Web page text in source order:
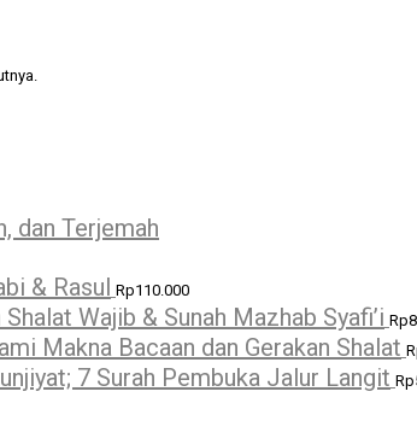
dan Terjemah
& Rasul Rp110.000
Shalat Wajib & Sunah Mazhab Syafi’i Rp
Makna Bacaan dan Gerakan Shalat
7 Surah Pembuka Jalur Langit Rp